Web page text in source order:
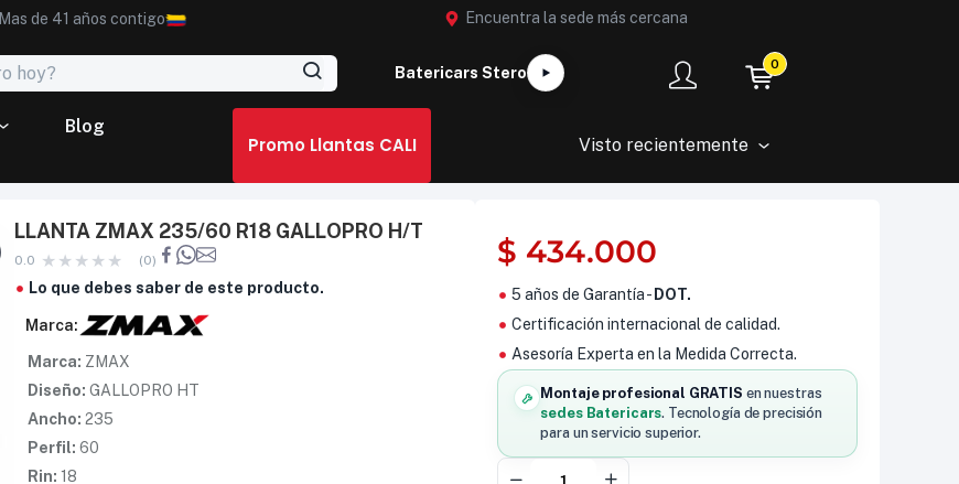
Mas de 41 años contigo Encuentra la sede más cercana
Batericars Stero 0
Blog
Promo Llantas CALI Visto recientemente
LLANTA ZMAX 235/60 R18 GALLOPRO H/T
0.0 (0)
Lo que debes saber de este producto.
Marca:
Marca: ZMAX
Diseño: GALLOPRO HT
Ancho: 235
Perfil: 60
Rin: 18
$ 434.000
5 años de Garantía - DOT.
Certificación internacional de calidad.
Asesoría Experta en la Medida Correcta.
Montaje profesional GRATIS en nuestras
sedes Batericars. Tecnología de precisión
para un servicio superior.